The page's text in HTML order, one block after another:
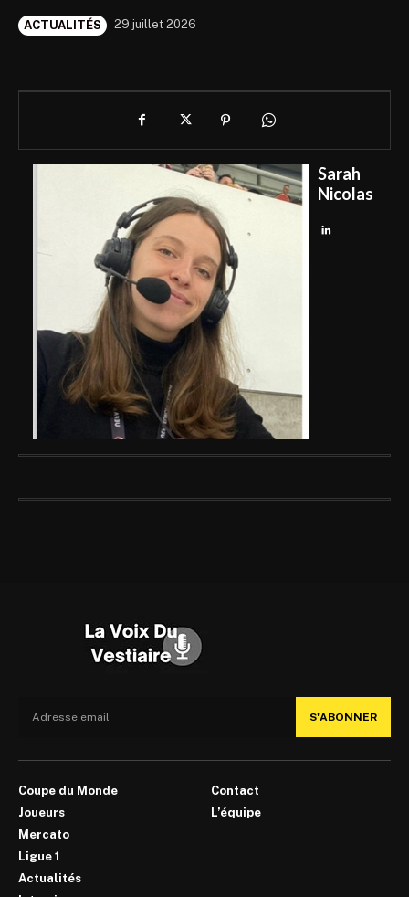
ACTUALITÉS 29 juillet 2026
Sarah
Nicolas
S'ABONNER
Coupe du Monde
Joueurs
Mercato
Ligue 1
Actualités
Contact
L’équipe